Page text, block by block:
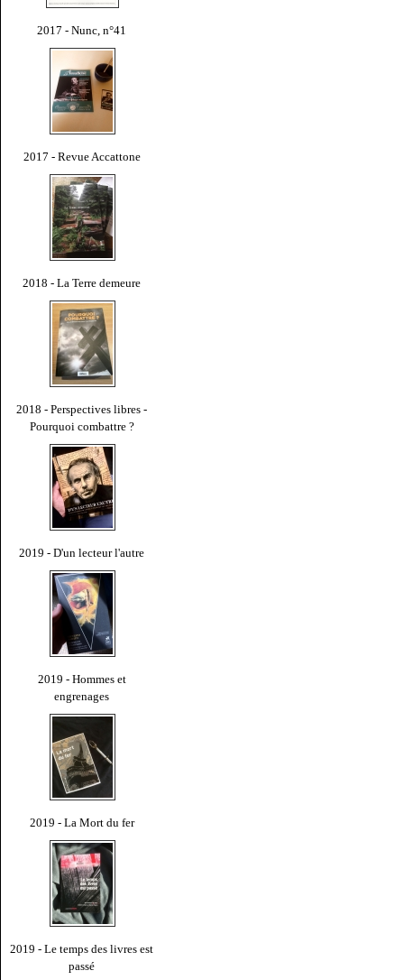
2017 - Nunc, n°41
2017 - Revue Accattone
2018 - La Terre demeure
2018 - Perspectives libres -
Pourquoi combattre ?
2019 - D'un lecteur l'autre
2019 - Hommes et
engrenages
2019 - La Mort du fer
2019 - Le temps des livres est
passé